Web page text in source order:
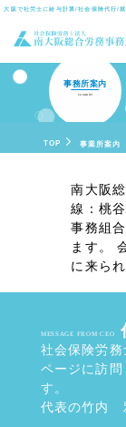
大阪で社労士に給与計算/社会
TOP 事業所案内
事務所案内
COMPANY
南大阪
線：桃
事務組
ます。
に来ら
MESSAGE FROM CEO
社会保険労
ページに訪
す。
代表の竹内